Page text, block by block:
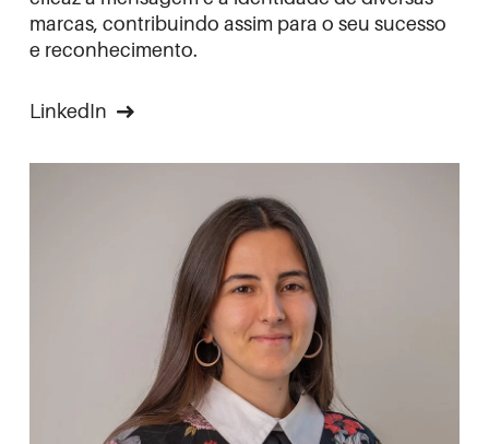
marcas, contribuindo assim para o seu sucesso
e reconhecimento.
LinkedIn